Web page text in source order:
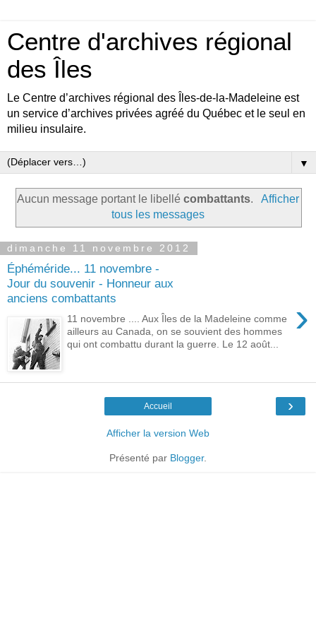
Centre d'archives régional
des Îles
Le Centre d’archives régional des Îles-de-la-Madeleine est
un service d’archives privées agréé du Québec et le seul en
milieu insulaire.
▼
Aucun message portant le libellécombattants.
Afficher
tous les messages
dimanche 11 novembre 2012
Éphéméride... 11 novembre -
Jour du souvenir - Honneur aux
anciens combattants
›
11 novembre .... Aux Îles de la Madeleine comme
ailleurs au Canada, on se souvient des hommes
qui ont combattu durant la guerre. Le 12 août...
›
Accueil
Afficher la version Web
Présenté par Blogger.